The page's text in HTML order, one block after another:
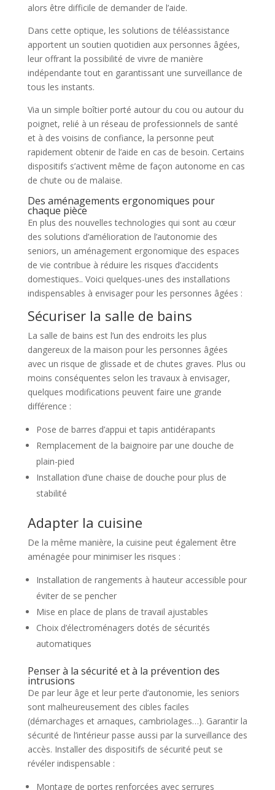
alors être difficile de demander de l’aide.
Dans cette optique, les solutions de téléassistance
apportent un soutien quotidien aux personnes âgées,
leur offrant la possibilité de vivre de manière
indépendante tout en garantissant une surveillance de
tous les instants.
Via un simple boîtier porté autour du cou ou autour du
poignet, relié à un réseau de professionnels de santé
et à des voisins de confiance, la personne peut
rapidement obtenir de l’aide en cas de besoin. Certains
dispositifs s’activent même de façon autonome en cas
de chute ou de malaise.
Des aménagements ergonomiques pour
chaque pièce
En plus des nouvelles technologies qui sont au cœur
des solutions d’amélioration de l’autonomie des
seniors, un aménagement ergonomique des espaces
de vie contribue à réduire les risques d’accidents
domestiques.. Voici quelques-unes des installations
indispensables à envisager pour les personnes âgées :
Sécuriser la salle de bains
La salle de bains est l’un des endroits les plus
dangereux de la maison pour les personnes âgées
avec un risque de glissade et de chutes graves. Plus ou
moins conséquentes selon les travaux à envisager,
quelques modifications peuvent faire une grande
différence :
Pose de barres d’appui et tapis antidérapants
Remplacement de la baignoire par une douche de
plain-pied
Installation d’une chaise de douche pour plus de
stabilité
Adapter la cuisine
De la même manière, la cuisine peut également être
aménagée pour minimiser les risques :
Installation de rangements à hauteur accessible pour
éviter de se pencher
Mise en place de plans de travail ajustables
Choix d’électroménagers dotés de sécurités
automatiques
Penser à la sécurité et à la prévention des
intrusions
De par leur âge et leur perte d’autonomie, les seniors
sont malheureusement des cibles faciles
(démarchages et arnaques, cambriolages…). Garantir la
sécurité de l’intérieur passe aussi par la surveillance des
accès. Installer des dispositifs de sécurité peut se
révéler indispensable :
Montage de portes renforcées avec serrures